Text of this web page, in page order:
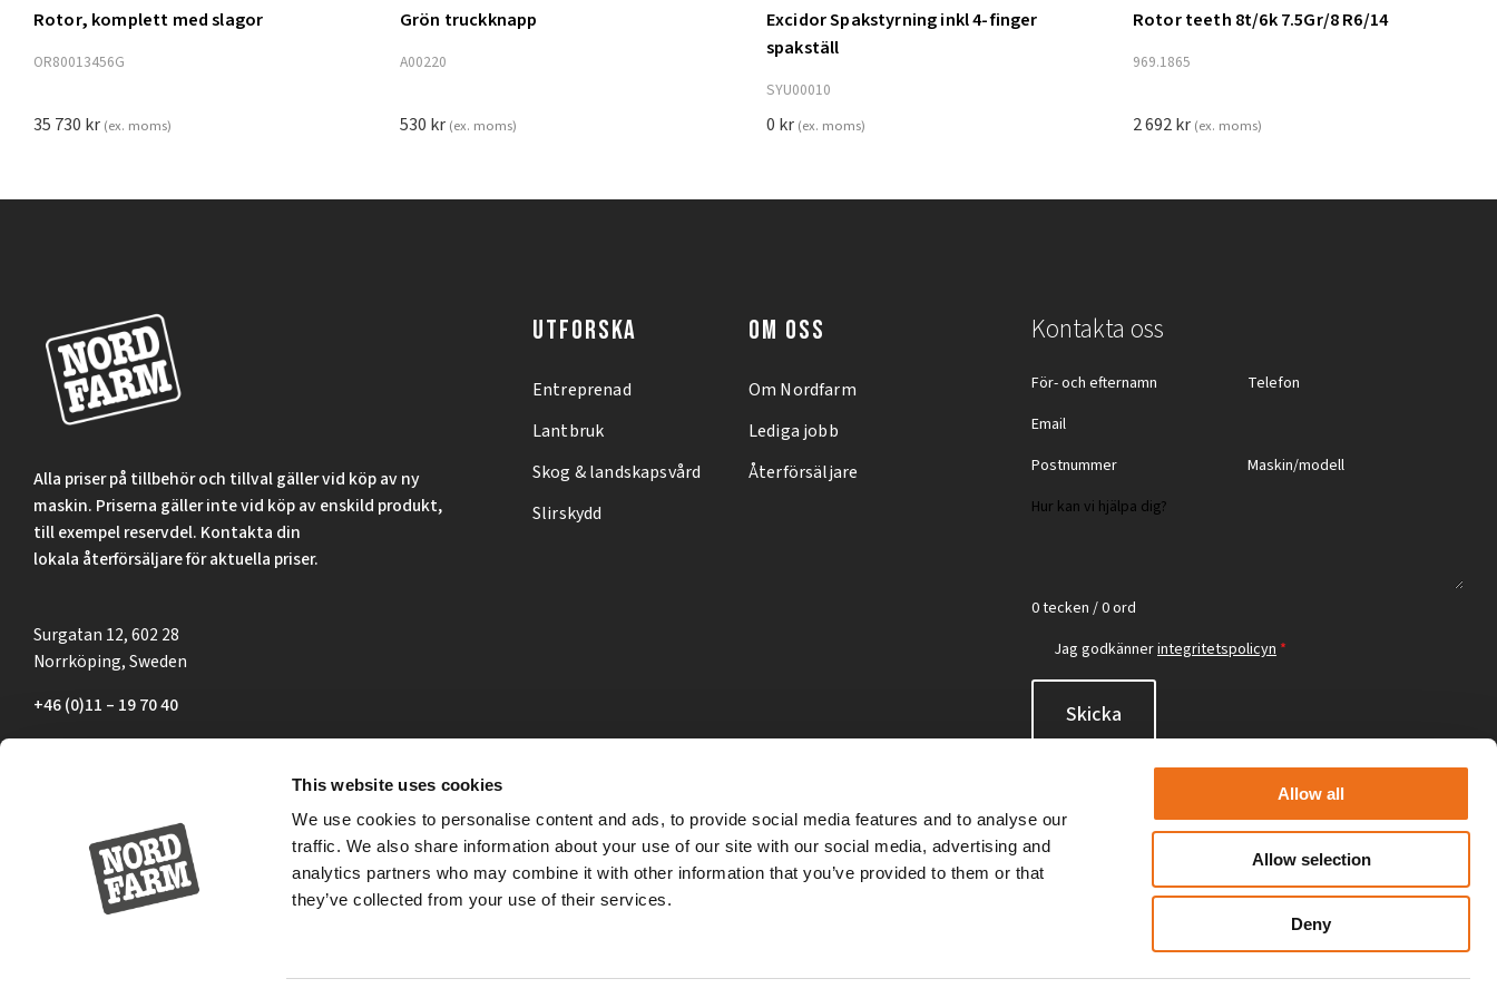
This website uses cookies
We use cookies to personalise content and ads, to provide social media features and to analyse our
traffic. We also share information about your use of our site with our social media, advertising and
analytics partners who may combine it with other information that you’ve provided to them or that
they’ve collected from your use of their services.
Allow all
Allow selection
Deny
Lägg till i varukorg
Rotor, komplett med slagor
OR80013456G
35 730 kr (ex. moms)
Lägg till i varukorg
Grön truckknapp
A00220
530 kr (ex. moms)
Lägg till i varukorg
Excidor Spakstyrning inkl 4-finger
spakställ
SYU00010
0 kr (ex. moms)
Rotor teeth 8t/6k 7.5Gr/8 R6/14
969.1865
2 692kr (ex. moms)
Alla priser på tillbehör och tillval gäller vid köp av ny
maskin. Priserna gäller inte vid köp av enskild produkt,
till exempel reservdel. Kontakta din
lokala återförsäljare för aktuella priser.
Surgatan 12, 602 28
Norrköping, Sweden
+46 (0)11 – 19 70 40
UTFORSKA
Entreprenad
Lantbruk
Skog & landskapsvård
Slirskydd
OM OSS
Om Nordfarm
Lediga jobb
Återförsäljare
Kontakta oss
0 tecken / 0 ord
Jag godkännerintegritetspolicyn *
Skicka